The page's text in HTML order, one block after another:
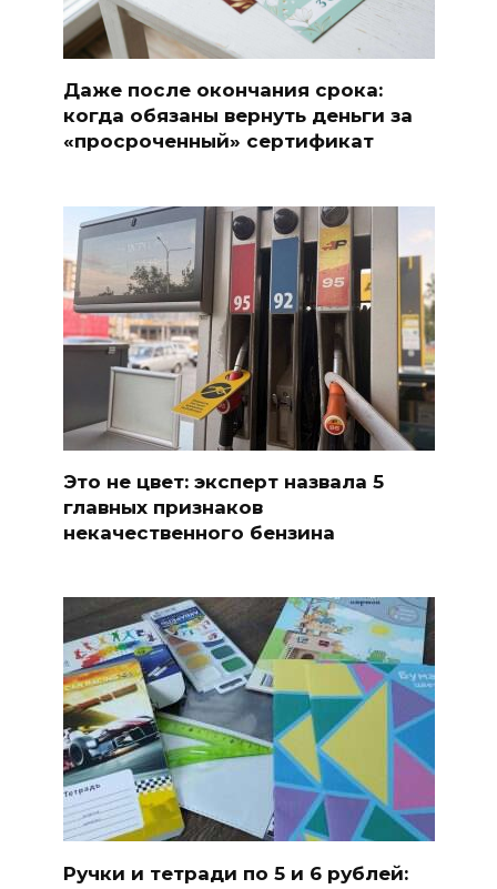
Даже после окончания срока:
когда обязаны вернуть деньги за
«просроченный» сертификат
Это не цвет: эксперт назвала 5
главных признаков
некачественного бензина
Ручки и тетради по 5 и 6 рублей: